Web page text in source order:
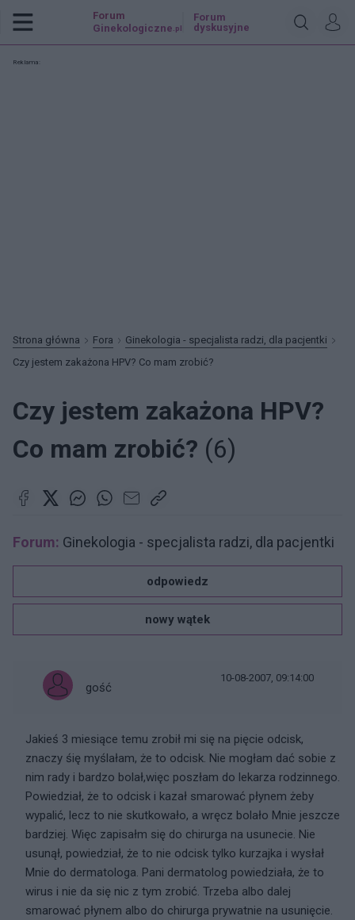
Forum
Ginekologiczne .pl
Forum
dyskusyjne
Reklama:
Strona główna Fora
Ginekologia - specjalista radzi, dla pacjentki
Czy jestem zakażona HPV? Co mam zrobić?
Czy jestem zakażona HPV?
Co mam zrobić? (6)
Forum: Ginekologia - specjalista radzi, dla pacjentki
odpowiedz
nowy wątek
gość
10-08-2007, 09:14:00
Jakieś 3 miesiące temu zrobił mi się na pięcie odcisk,
znaczy śię myślałam, że to odcisk. Nie mogłam dać sobie z
nim rady i bardzo bolał,więc poszłam do lekarza rodzinnego.
Powiedział, że to odcisk i kazał smarować płynem żeby
wypalić, lecz to nie skutkowało, a wręcz bolało Mnie jeszcze
bardziej. Więc zapisałm się do chirurga na usunecie. Nie
usunął, powiedział, że to nie odcisk tylko kurzajka i wysłał
Mnie do dermatologa. Pani dermatolog powiedziała, że to
wirus i nie da się nic z tym zrobić. Trzeba albo dalej
smarować płynem albo do chirurga prywatnie na usunięcie.